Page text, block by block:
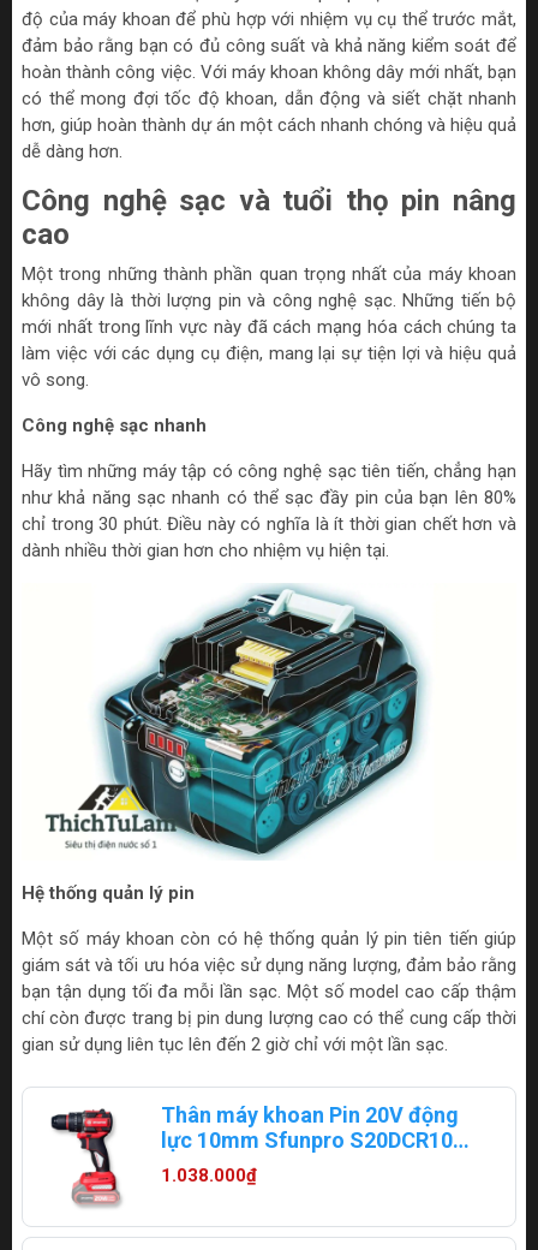
độ của máy khoan để phù hợp với nhiệm vụ cụ thể trước mắt,
đảm bảo rằng bạn có đủ công suất và khả năng kiểm soát để
hoàn thành công việc. Với máy khoan không dây mới nhất, bạn
có thể mong đợi tốc độ khoan, dẫn động và siết chặt nhanh
hơn, giúp hoàn thành dự án một cách nhanh chóng và hiệu quả
dễ dàng hơn.
Công nghệ sạc và tuổi thọ pin nâng
cao
Một trong những thành phần quan trọng nhất của máy khoan
không dây là thời lượng pin và công nghệ sạc. Những tiến bộ
mới nhất trong lĩnh vực này đã cách mạng hóa cách chúng ta
làm việc với các dụng cụ điện, mang lại sự tiện lợi và hiệu quả
vô song.
Công nghệ sạc nhanh
Hãy tìm những máy tập có công nghệ sạc tiên tiến, chẳng hạn
như khả năng sạc nhanh có thể sạc đầy pin của bạn lên 80%
chỉ trong 30 phút. Điều này có nghĩa là ít thời gian chết hơn và
dành nhiều thời gian hơn cho nhiệm vụ hiện tại.
Hệ thống quản lý pin
Một số máy khoan còn có hệ thống quản lý pin tiên tiến giúp
giám sát và tối ưu hóa việc sử dụng năng lượng, đảm bảo rằng
bạn tận dụng tối đa mỗi lần sạc. Một số model cao cấp thậm
chí còn được trang bị pin dung lượng cao có thể cung cấp thời
gian sử dụng liên tục lên đến 2 giờ chỉ với một lần sạc.
Thân máy khoan Pin 20V động
lực 10mm Sfunpro S20DCR10A-
T
1.038.000₫